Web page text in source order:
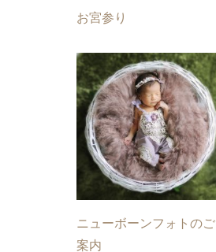
お宮参り
ニューボーンフォトのご
案内